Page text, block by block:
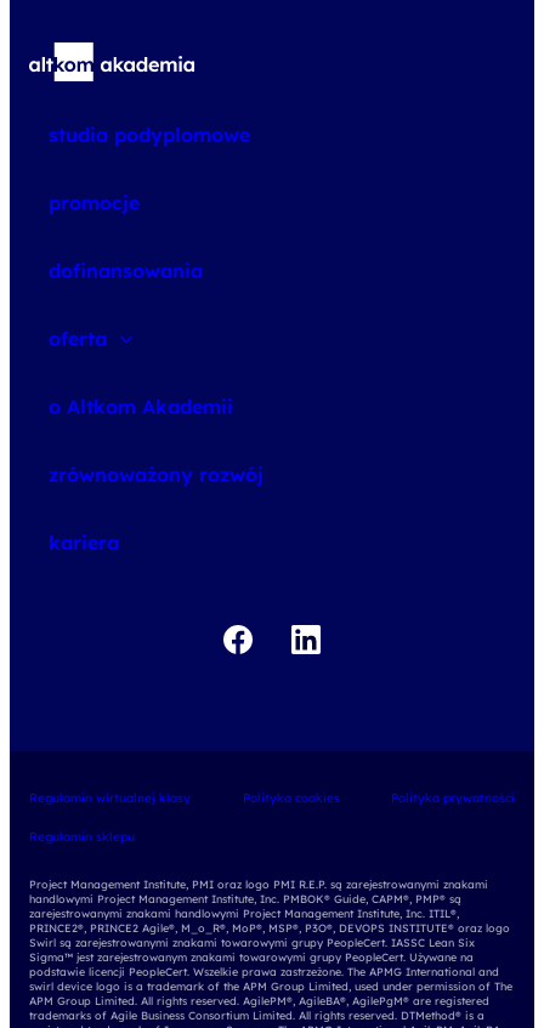
studia podyplomowe
promocje
dofinansowania
oferta
o Altkom Akademii
zrównoważony rozwój
kariera
Regulamin wirtualnej klasy Polityka cookies Polityka prywatności
Regulamin sklepu
Project Management Institute, PMI oraz logo PMI R.E.P. są zarejestrowanymi znakami
handlowymi Project Management Institute, Inc. PMBOK® Guide, CAPM®, PMP® są
zarejestrowanymi znakami handlowymi Project Management Institute, Inc. ITIL®,
PRINCE2®, PRINCE2 Agile®, M_o_R®, MoP®, MSP®, P3O®, DEVOPS INSTITUTE® oraz logo
Swirl są zarejestrowanymi znakami towarowymi grupy PeopleCert. IASSC Lean Six
Sigma™ jest zarejestrowanym znakami towarowymi grupy PeopleCert. Używane na
podstawie licencji PeopleCert. Wszelkie prawa zastrzeżone. The APMG International and
swirl device logo is a trademark of the APM Group Limited, used under permission of The
APM Group Limited. All rights reserved. AgilePM®, AgileBA®, AgilePgM® are registered
trademarks of Agile Business Consortium Limited. All rights reserved. DTMethod® is a